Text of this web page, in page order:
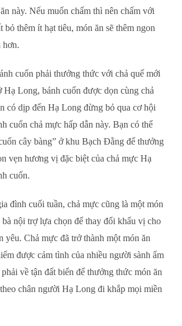
này. Nếu muốn chấm thì nên chấm với
bỏ thêm ít hạt tiêu, món ăn sẽ thêm ngon
hơn.
cuốn phải thưởng thức với chả quế mới
Hạ Long, bánh cuốn được dọn cùng chả
có dịp đến Hạ Long đừng bỏ qua cơ hội
cuốn chả mực hấp dẫn này. Bạn có thể
cây bàng” ở khu Bạch Đằng để thưởng
vẹn hương vị đặc biệt của chả mực Hạ
cuốn.
đình cuối tuần, chả mực cũng là một món
nội trợ lựa chọn để thay đổi khẩu vị cho
yêu. Chả mực đã trở thành một món ăn
được cảm tình của nhiều người sành ẩm
về tận đất biển để thưởng thức món ăn
chân người Hạ Long đi khắp mọi miền